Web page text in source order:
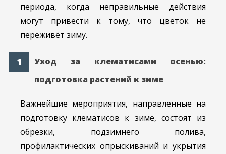
периода, когда неправильные действия
могут привести к тому, что цветок не
переживёт зиму.
Уход за клематисами осенью:
подготовка растений к зиме
Важнейшие мероприятия, направленные на
подготовку клематисов к зиме, состоят из
обрезки, подзимнего полива,
профилактических опрыскиваний и укрытия